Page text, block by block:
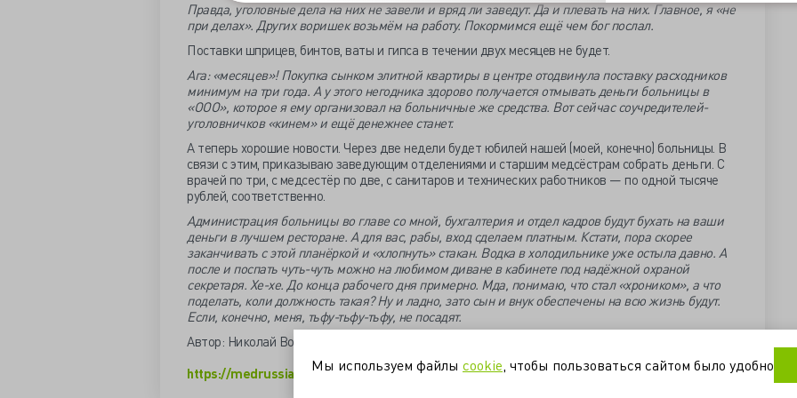
Правда, уголовные дела на них не завели и вряд ли заведут. Да и плевать на них. Главное, я «не
при делах». Других воришек возьмём на работу. Покормимся ещё чем бог послал.
Поставки шприцев, бинтов, ваты и гипса в течении двух месяцев не будет.
Ага: «месяцев»! Покупка сынком элитной квартиры в центре отодвинула поставку расходников
минимум на три года. А у этого негодника здорово получается отмывать деньги больницы в
«ООО», которое я ему организовал на больничные же средства. Вот сейчас соучредителей-
уголовничков «кинем» и ещё денежнее станет.
А теперь хорошие новости. Через две недели будет юбилей нашей (моей, конечно) больницы. В
связи с этим, приказываю заведующим отделениями и старшим медсёстрам собрать деньги. С
врачей по три, с медсестёр по две, с санитаров и технических работников — по одной тысяче
рублей, соответственно.
Администрация больницы во главе со мной, бухгалтерия и отдел кадров будут бухать на ваши
деньги в лучшем ресторане. А для вас, рабы, вход сделаем платным. Кстати, пора скорее
заканчивать с этой планёркой и «хлопнуть» стакан. Водка в холодильнике уже остыла давно. А
после и поспать чуть-чуть можно на любимом диване в кабинете под надёжной охраной
секретаря. Хе-хе. До конца рабочего дня примерно. Мда, понимаю, что стал «хроником», а что
поделать, коли должность такая? Ну и ладно, зато сын и внук обеспечены на всю жизнь будут.
Если, конечно, меня, тьфу-тьфу-тьфу, не посадят.
Автор: Николай Волков
https://medrussia.org/4022-planjorka-slova-i-mysli-glavvracha/#hcq=hBq8Vhq
Мы используем файлы cookie , чтобы пользоваться сайтом было удобно